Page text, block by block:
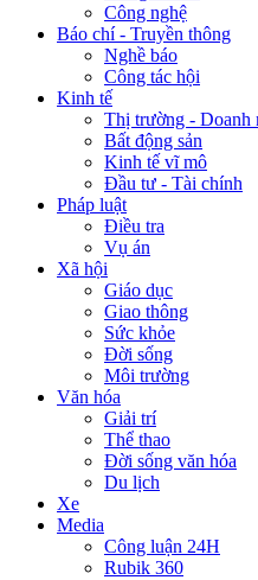
Công nghệ
Báo chí - Truyền thông
Nghề báo
Công tác hội
Kinh tế
Thị trường - Doanh
Bất động sản
Kinh tế vĩ mô
Đầu tư - Tài chính
Pháp luật
Điều tra
Vụ án
Xã hội
Giáo dục
Giao thông
Sức khỏe
Đời sống
Môi trường
Văn hóa
Giải trí
Thể thao
Đời sống văn hóa
Du lịch
Xe
Media
Công luận 24H
Rubik 360